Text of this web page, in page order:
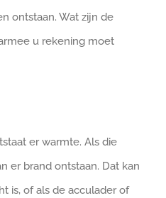
ontstaan. Wat zijn de
u rekening moet
er warmte. Als die
er brand ontstaan. Dat kan
is, of als de acculader of